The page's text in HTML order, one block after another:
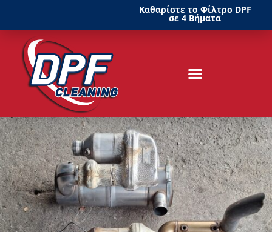
Καθαρίστε το Φίλτρο DPF
σε 4 Βήματα